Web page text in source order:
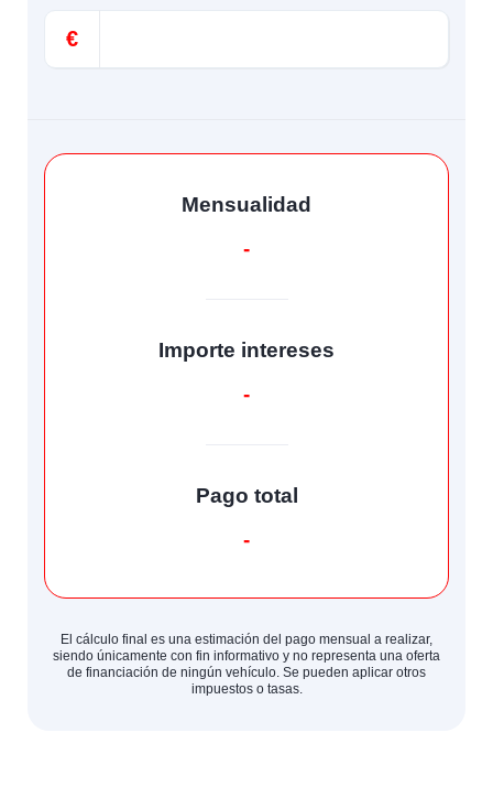
€
Mensualidad
-
Importe intereses
-
Pago total
-
El cálculo final es una estimación del pago mensual a realizar,
siendo únicamente con fin informativo y no representa una oferta
de financiación de ningún vehículo. Se pueden aplicar otros
impuestos o tasas.